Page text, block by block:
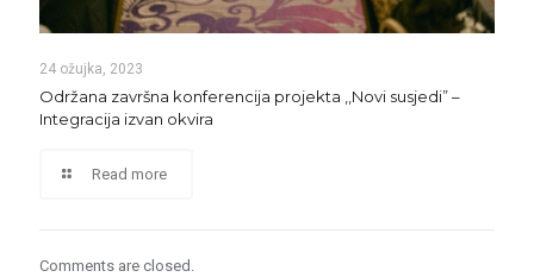
24 ožujka, 2023
Održana završna konferencija projekta ,,Novi susjedi” –
Integracija izvan okvira
Read more
Comments are closed.